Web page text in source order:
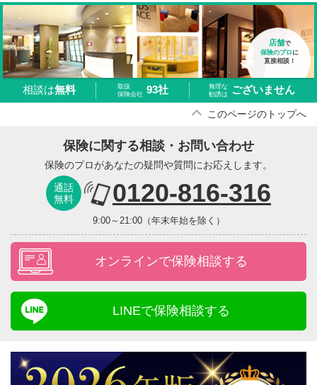
店舗で
保険のプロ に
直接相談！
相談は無料
取扱
保険会社 93社
無理な
勧誘は
ございません
このページのトップへ
保険に関する相談・お問い合わせ
保険のプロがあなたの疑問や質問にお応えします。
通話
無料
0120-816-316
9:00～21:00（年末年始を除く）
オンラインで保険相談する
LINEで保険相談する